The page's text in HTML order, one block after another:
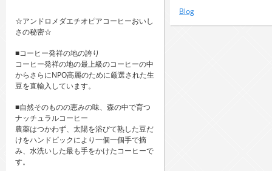
☆アンドロメダエチオピアコーヒーおいし
さの秘密☆
■コーヒー発祥の地の誇り
コーヒー発祥の地の最上級のコーヒーの中
からさらにNPO高麗のために厳選された生
豆を直輸入しています。
■自然そのものの恵みの味、森の中で育つ
ナッチュラルコーヒー
農薬はつかわず、太陽を浴びて熟した豆だ
けをハンドピックにより一個一個手で摘
み、水洗いした最も手をかけたコーヒーで
す。
Blog